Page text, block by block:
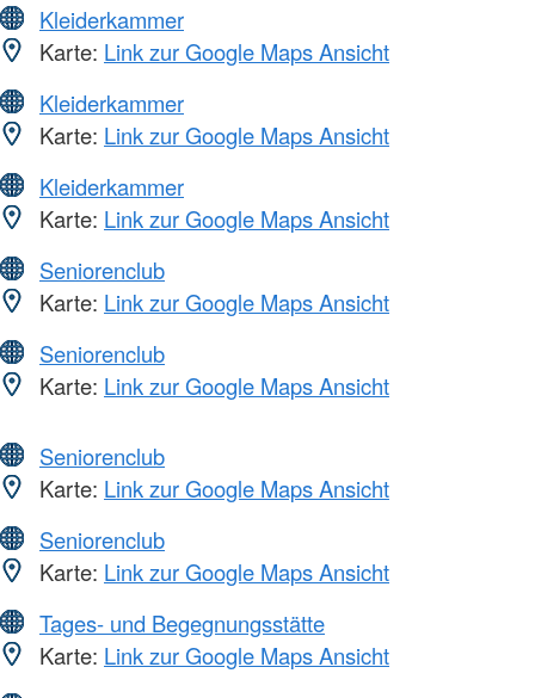
Kleiderkammer
Karte: Link zur Google Maps Ansicht
Kleiderkammer
Karte: Link zur Google Maps Ansicht
Kleiderkammer
Karte: Link zur Google Maps Ansicht
Seniorenclub
Karte: Link zur Google Maps Ansicht
Seniorenclub
Karte: Link zur Google Maps Ansicht
Seniorenclub
Karte: Link zur Google Maps Ansicht
Seniorenclub
Karte: Link zur Google Maps Ansicht
Tages- und Begegnungsstätte
Karte: Link zur Google Maps Ansicht